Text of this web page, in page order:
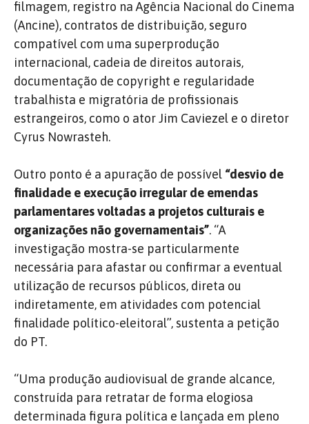
filmagem, registro na Agência Nacional do Cinema
(Ancine), contratos de distribuição, seguro
compatível com uma superprodução
internacional, cadeia de direitos autorais,
documentação de copyright e regularidade
trabalhista e migratória de profissionais
estrangeiros, como o ator Jim Caviezel e o diretor
Cyrus Nowrasteh.
Outro ponto é a apuração de possível “desvio de
finalidade e execução irregular de emendas
parlamentares voltadas a projetos culturais e
organizações não governamentais”. “A
investigação mostra-se particularmente
necessária para afastar ou confirmar a eventual
utilização de recursos públicos, direta ou
indiretamente, em atividades com potencial
finalidade político-eleitoral”, sustenta a petição
do PT.
“Uma produção audiovisual de grande alcance,
construída para retratar de forma elogiosa
determinada figura política e lançada em pleno